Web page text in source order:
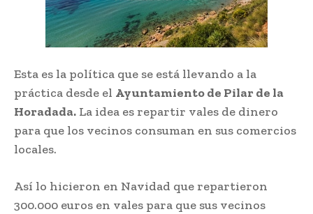
Esta es la política que se está llevando a la
práctica desde el Ayuntamiento de Pilar de la
Horadada. La idea es repartir vales de dinero
para que los vecinos consuman en sus comercios
locales.
Así lo hicieron en Navidad que repartieron
300.000 euros en vales para que sus vecinos